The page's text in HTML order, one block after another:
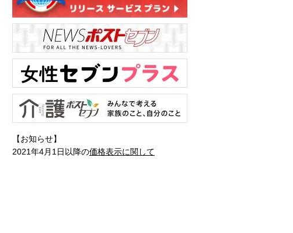
【お知らせ】
2021年4月1日以降の価格表示に関して